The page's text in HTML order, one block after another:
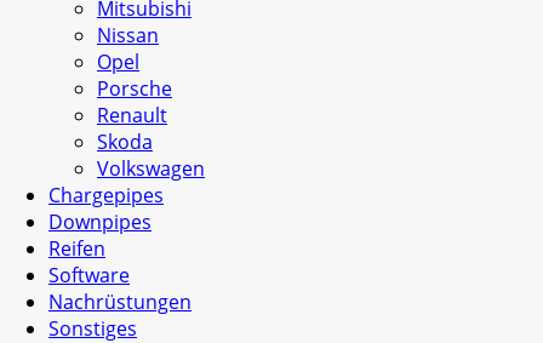
Mitsubishi
Nissan
Opel
Porsche
Renault
Skoda
Volkswagen
Chargepipes
Downpipes
Reifen
Software
Nachrüstungen
Sonstiges